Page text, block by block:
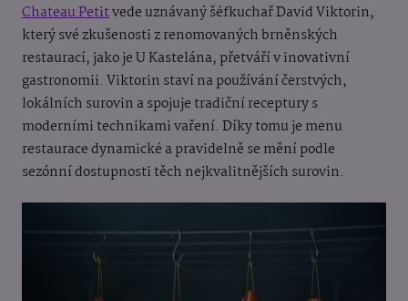
Chateau Petitvede uznávaný šéfkuchař David Viktorin,
který své zkušenosti z renomovaných brněnských
restaurací, jako je U Kastelána, přetváří v inovativní
gastronomii. Viktorin staví na používání čerstvých,
lokálních surovin a spojuje tradiční receptury s
moderními technikami vaření. Díky tomu je menu
restaurace dynamické a pravidelně se mění podle
sezónní dostupnosti těch nejkvalitnějších surovin.